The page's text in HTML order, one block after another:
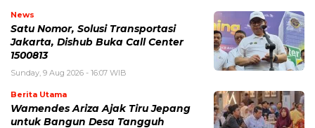
News
Satu Nomor, Solusi Transportasi
Jakarta, Dishub Buka Call Center
1500813
Sunday, 9 Aug 2026 - 16:07 WIB
Berita Utama
Wamendes Ariza Ajak Tiru Jepang
untuk Bangun Desa Tangguh